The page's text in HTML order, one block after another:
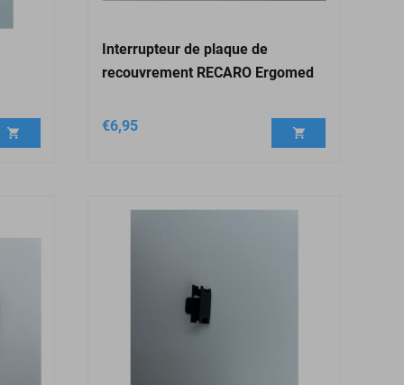
Interrupteur de plaque de
recouvrement RECARO Ergomed
€6,95